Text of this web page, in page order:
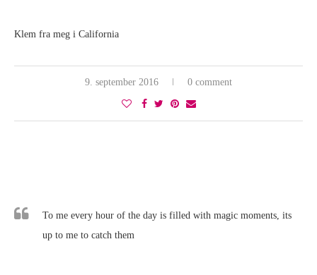
Klem fra meg i California
9. september 2016 0 comment
To me every hour of the day is filled with magic moments, its
up to me to catch them